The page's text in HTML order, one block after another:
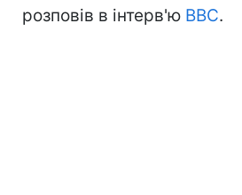
розповів в інтерв'ю BBC.